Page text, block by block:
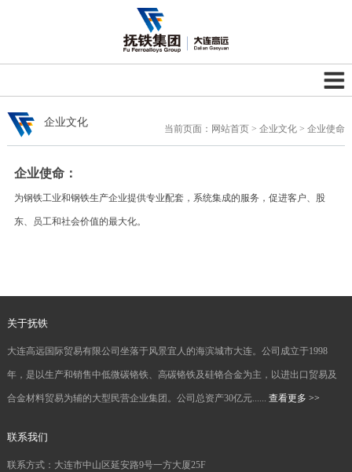
企业文化
当前页面： 网站首页 >企业文化 > 企业使命
企业使命：
为钢铁工业和钢铁生产企业提供专业配套，系统集成的服务，促进客户、股
东、员工和社会价值的最大化。
关于抚铁
大连高远国际贸易有限公司坐落于风景宜人的海滨城市大连。公司成立于1998
年，是以生产和销售中低微碳铬铁、高碳铬铁及硅铬合金为主，以进出口贸易及
合金材料贸易为辅的大型民营企业集团。公司总资产30亿元...... 查看更多 >>
联系我们
联系方式：大连市中山区延安路9号一方大厦25F